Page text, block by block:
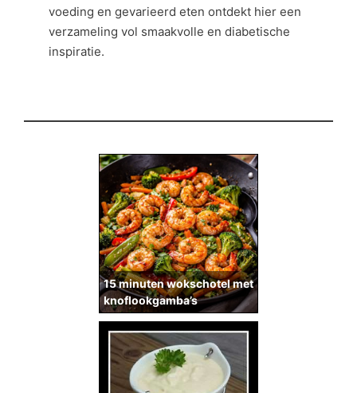
voeding en gevarieerd eten ontdekt hier een
verzameling vol smaakvolle en diabetische
inspiratie.
15 minuten wokschotel met
knoflookgamba’s